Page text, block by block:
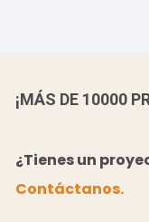
¡MÁS DE 10000
¿Tienes un
Contáctanos.